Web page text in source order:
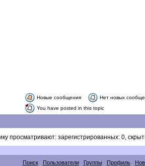
Новые сообщения
Нет новых
You have posted in this topic
просматривают: зарегистрированных: 0,
Поиск Пользователи Группы Профиль